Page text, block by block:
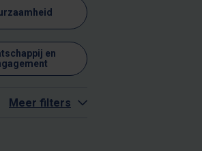
en
Meer filters